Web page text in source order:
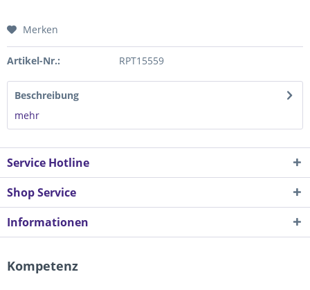
Merken
Artikel-Nr.: RPT15559
Beschreibung
mehr
Service Hotline
Shop Service
Informationen
Kompetenz